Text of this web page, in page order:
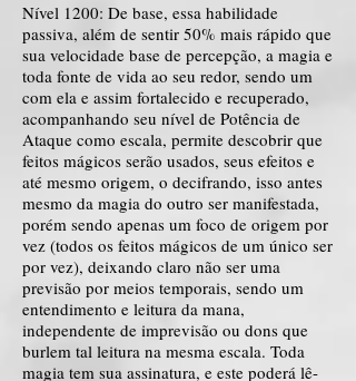
Nível 1200: De base, essa habilidade
passiva, além de sentir 50% mais rápido que
sua velocidade base de percepção, a magia e
toda fonte de vida ao seu redor, sendo um
com ela e assim fortalecido e recuperado,
acompanhando seu nível de Potência de
Ataque como escala, permite descobrir que
feitos mágicos serão usados, seus efeitos e
até mesmo origem, o decifrando, isso antes
mesmo da magia do outro ser manifestada,
porém sendo apenas um foco de origem por
vez (todos os feitos mágicos de um único ser
por vez), deixando claro não ser uma
previsão por meios temporais, sendo um
entendimento e leitura da mana,
independente de imprevisão ou dons que
burlem tal leitura na mesma escala. Toda
magia tem sua assinatura, e este poderá lê-